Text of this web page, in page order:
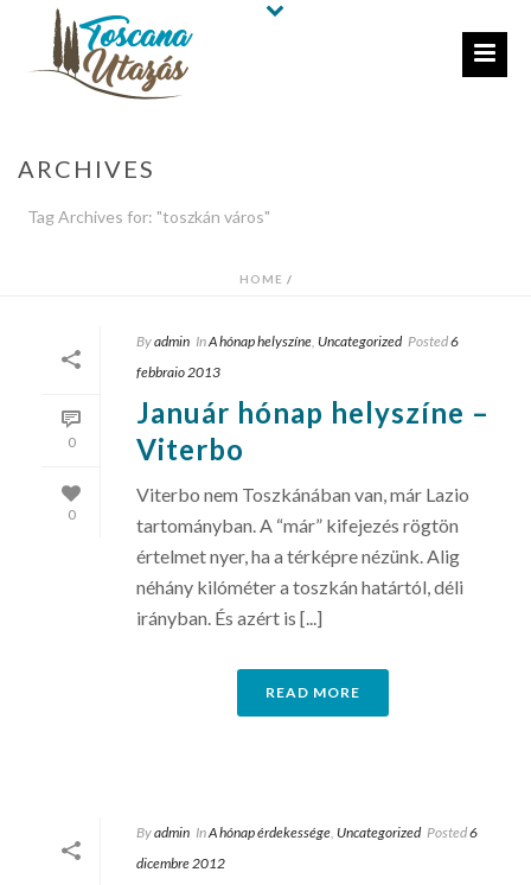
ARCHIVES
Tag Archives for: "toszkán város"
HOME /
0
0
Byadmin InA hónap helyszíne, Uncategorized Posted6
febbraio 2013
Január hónap helyszíne –
Viterbo
Viterbo nem Toszkánában van, már Lazio
tartományban. A “már” kifejezés rögtön
értelmet nyer, ha a térképre nézünk. Alig
néhány kilóméter a toszkán határtól, déli
irányban. És azért is [...]
READ MORE
Byadmin InA hónap érdekessége, Uncategorized Posted6
dicembre 2012